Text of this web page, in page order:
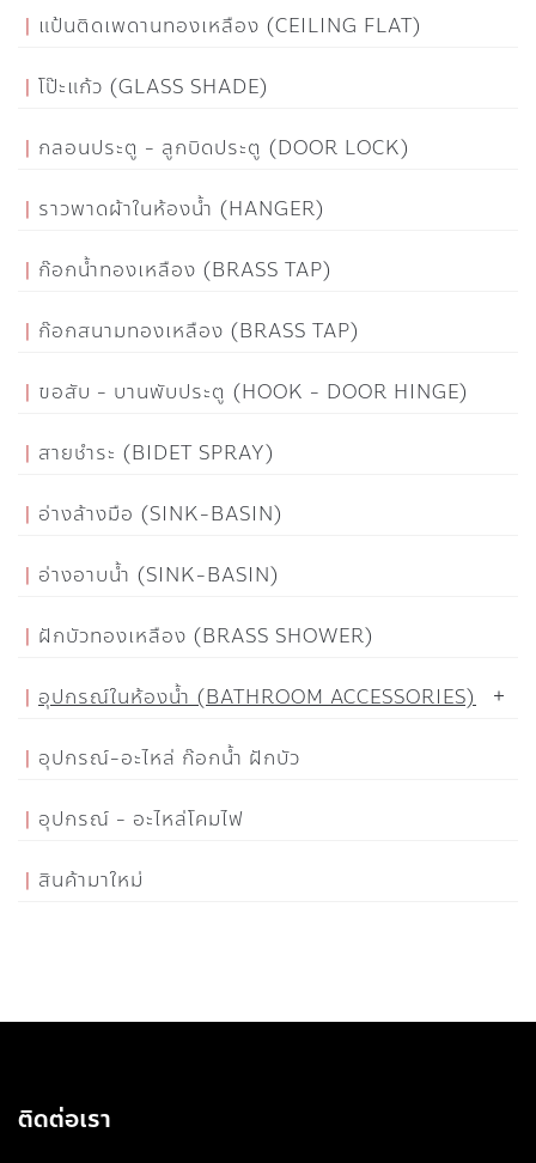
แป้นติดเพดานทองเหลือง (CEILING FLAT)
โป๊ะแก้ว (GLASS SHADE)
กลอนประตู - ลูกบิดประตู (DOOR LOCK)
ราวพาดผ้าในห้องน้ำ (HANGER)
ก๊อกน้ำทองเหลือง (BRASS TAP)
ก๊อกสนามทองเหลือง (BRASS TAP)
ขอสับ - บานพับประตู (HOOK - DOOR HINGE)
สายชำระ (BIDET SPRAY)
อ่างล้างมือ (SINK-BASIN)
อ่างอาบน้ำ (SINK-BASIN)
ฝักบัวทองเหลือง (BRASS SHOWER)
อุปกรณ์ในห้องน้ำ (BATHROOM ACCESSORIES)
อุปกรณ์-อะไหล่ ก๊อกน้ำ ฝักบัว
อุปกรณ์ - อะไหล่โคมไฟ
สินค้ามาใหม่
ติดต่อเรา